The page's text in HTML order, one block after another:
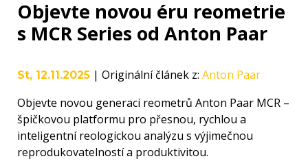
Objevte novou éru reometrie
s MCR Series od Anton Paar
St, 12.11.2025 | Originální článek z: Anton Paar
Objevte novou generaci reometrů Anton Paar MCR –
špičkovou platformu pro přesnou, rychlou a
inteligentní reologickou analýzu s výjimečnou
reprodukovatelností a produktivitou.